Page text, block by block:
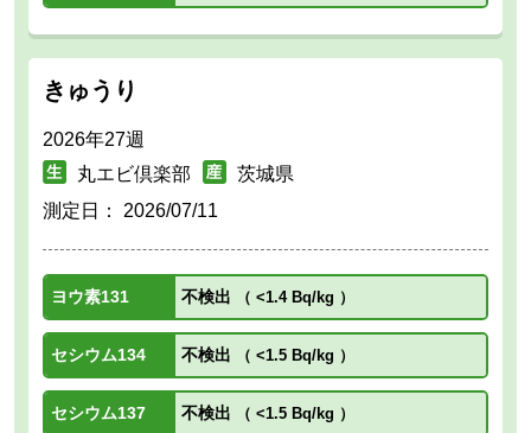
きゅうり
2026年27週
丸エビ倶楽部
茨城県
測定日： 2026/07/11
ヨウ素131 不検出 （ <1.4 Bq/kg ）
セシウム134 不検出 （ <1.5 Bq/kg ）
セシウム137 不検出 （ <1.5 Bq/kg ）